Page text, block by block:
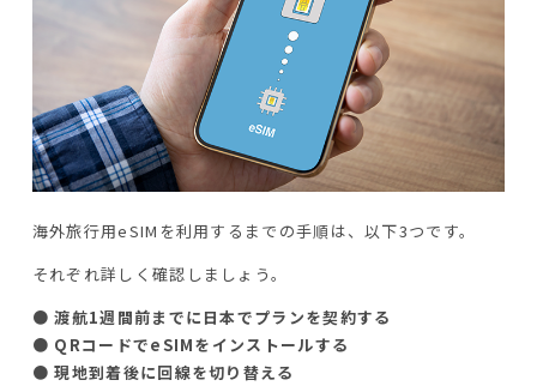
海外旅行用eSIMを利用するまでの手順は、以下3つです。
それぞれ詳しく確認しましょう。
● 渡航1週間前までに日本でプランを契約する
● QRコードでeSIMをインストールする
● 現地到着後に回線を切り替える